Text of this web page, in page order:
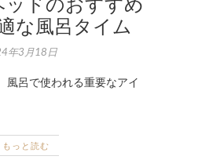
な風呂タイム
年3月18日
風呂で使われる重要なアイ
もっと読む